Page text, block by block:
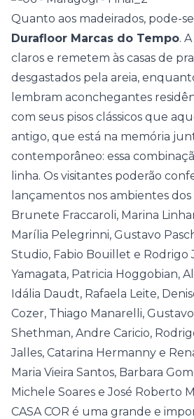
Quanto aos madeirados, pode-
Durafloor Marcas do Tempo.
claros e remetem às casas de
desgastados pela areia,
lembram aconchegantes
com seus pisos clássicos que
antigo, que está na memória
contemporâneo: essa
linha. Os visitantes poderão
lançamentos nos ambientes dos
Brunete Fraccaroli, Marina
Marília Pelegrinni, Gustavo
Studio, Fabio Bouillet e Rodrigo
Yamagata, Patricia Hoggobian,
Idália Daudt, Rafaela Leite,
Cozer, Thiago Manarelli,
Shethman, Andre Caricio,
Jalles, Catarina Hermanny e
Maria Vieira Santos, Barbara
Michele Soares e José Roberto
CASA COR é uma grande e